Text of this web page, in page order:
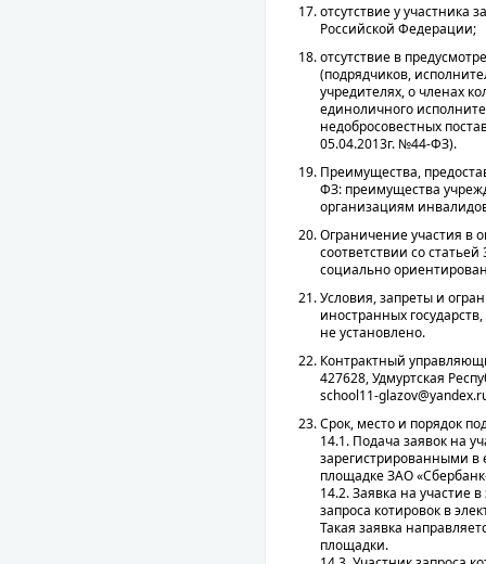
отсутствие у участника
Российской Федерации;
отсутствие в
(подрядчиков,
учредителях, о членах
единоличного
недобросовестных
05.04.2013г. №44-ФЗ).
Преимущества,
ФЗ: преимущества
организациям
Ограничение участия в
соответствии со
социально
Условия, запреты и
иностранных
не установлено.
Контрактный
427628, Удмуртская
school11-
Срок, место и порядок
14.1. Подача заявок на
зарегистрированными
площадке ЗАО
14.2. Заявка на участие
запроса котировок в
Такая заявка
площадки.